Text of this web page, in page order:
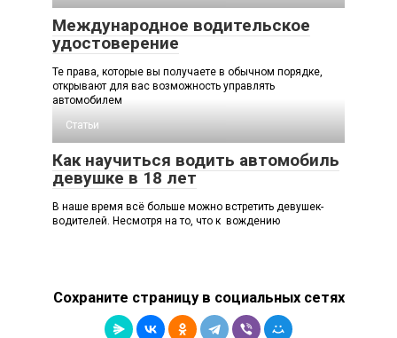
Международное водительское
удостоверение
Те права, которые вы получаете в обычном порядке,
открывают для вас возможность управлять
автомобилем
Статьи
Как научиться водить автомобиль
девушке в 18 лет
В наше время всё больше можно встретить девушек-
водителей. Несмотря на то, что к вождению
Сохраните страницу в социальных сетях